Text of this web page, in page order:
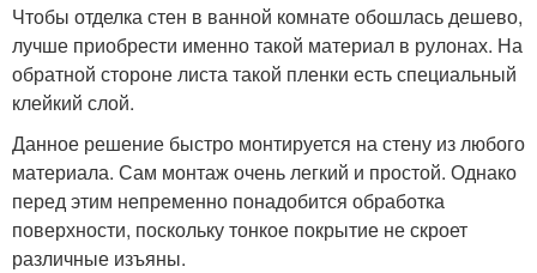
Чтобы отделка стен в ванной комнате обошлась дешево,
лучше приобрести именно такой материал в рулонах. На
обратной стороне листа такой пленки есть специальный
клейкий слой.
Данное решение быстро монтируется на стену из любого
материала. Сам монтаж очень легкий и простой. Однако
перед этим непременно понадобится обработка
поверхности, поскольку тонкое покрытие не скроет
различные изъяны.